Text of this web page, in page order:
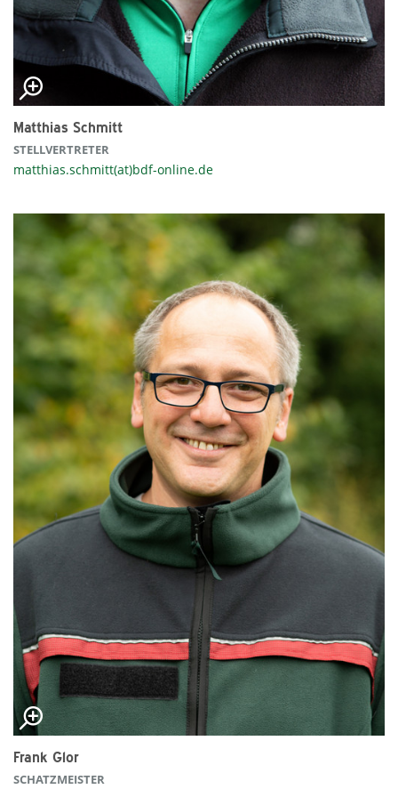
Matthias Schmitt
STELLVERTRETER
matthias.schmitt(at)bdf-online.de
Frank Glor
SCHATZMEISTER